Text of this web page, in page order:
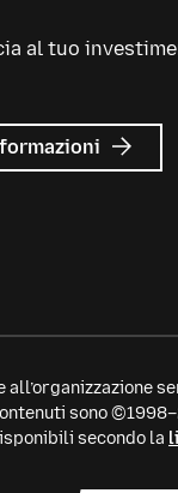
al tuo
su
Mozilla
all’organizzazione
sono
secondo la